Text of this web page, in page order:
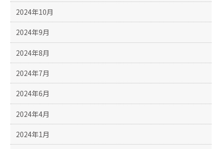
2024年10月
2024年9月
2024年8月
2024年7月
2024年6月
2024年4月
2024年1月